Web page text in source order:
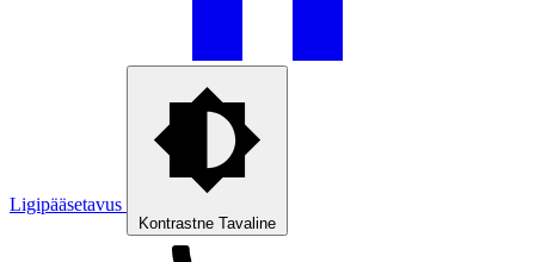
Ligipääsetavus
Kontrastne Tavaline